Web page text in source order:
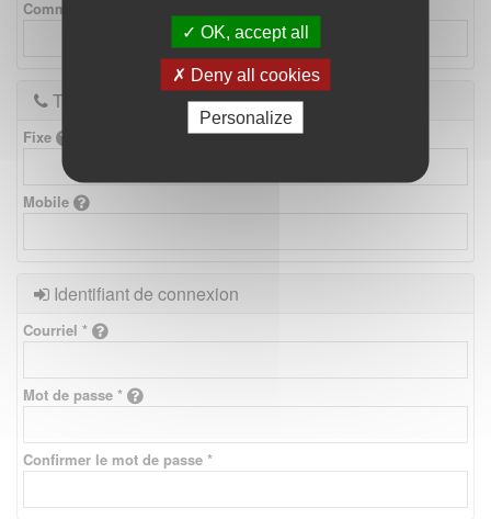
Commune
Téléphones
Fixe
Mobile
Identifiant de connexion
Courriel *
Mot de passe *
Confirmer le mot de passe *
OK, accept all
Deny all cookies
Personalize